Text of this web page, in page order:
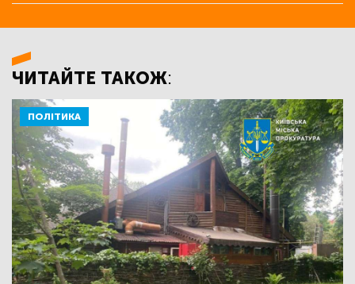
ЧИТАЙТЕ ТАКОЖ:
ПОЛІТИКА